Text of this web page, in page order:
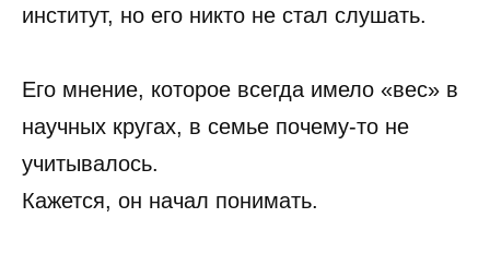
институт, но его никто не стал слушать.
Его мнение, которое всегда имело «вес» в
научных кругах, в семье почему-то не
учитывалось.
Кажется, он начал понимать.